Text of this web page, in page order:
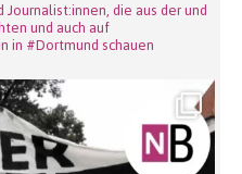
die aus der und
und auch auf
in #Dortmund schauen